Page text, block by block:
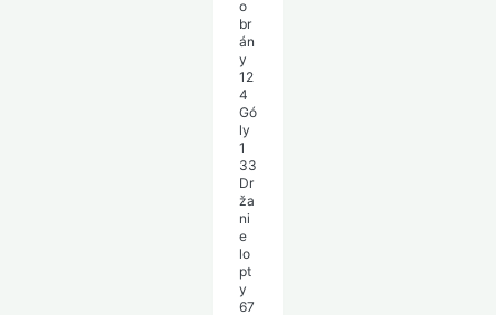
o
br
án
y
12
4
Gó
ly
1
33
Dr
ža
ni
e
lo
pt
y
67